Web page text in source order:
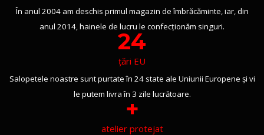
În anul 2004 am deschis primul magazin de îmbrăcăminte, iar, din
anul 2014, hainele de lucru le confecționăm singuri.
24
țări EU
Salopetele noastre sunt purtate în 24 state ale Uniunii Europene și vi
le putem livra în 3 zile lucrătoare.
+
atelier protejat